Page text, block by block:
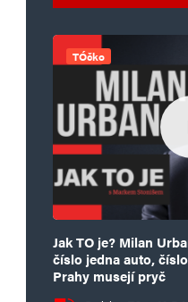
TÓčko
Jak TO je? Milan
číslo jedna auto,
Prahy musejí pryč